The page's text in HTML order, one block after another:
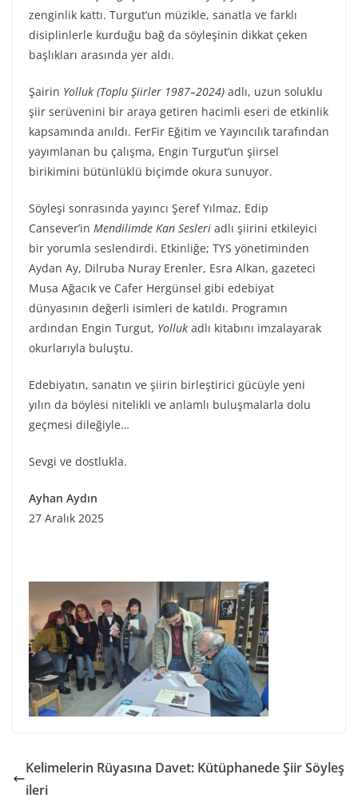
zenginlik kattı. Turgut’un müzikle, sanatla ve farklı
disiplinlerle kurduğu bağ da söyleşinin dikkat çeken
başlıkları arasında yer aldı.
Şairin Yolluk (Toplu Şiirler 1987–2024) adlı, uzun soluklu
şiir serüvenini bir araya getiren hacimli eseri de etkinlik
kapsamında anıldı. FerFir Eğitim ve Yayıncılık tarafından
yayımlanan bu çalışma, Engin Turgut’un şiirsel
birikimini bütünlüklü biçimde okura sunuyor.
Söyleşi sonrasında yayıncı Şeref Yılmaz, Edip
Cansever’in Mendilimde Kan Sesleri adlı şiirini etkileyici
bir yorumla seslendirdi. Etkinliğe; TYS yönetiminden
Aydan Ay, Dilruba Nuray Erenler, Esra Alkan, gazeteci
Musa Ağacık ve Cafer Hergünsel gibi edebiyat
dünyasının değerli isimleri de katıldı. Programın
ardından Engin Turgut, Yolluk adlı kitabını imzalayarak
okurlarıyla buluştu.
Edebiyatın, sanatın ve şiirin birleştirici gücüyle yeni
yılın da böylesi nitelikli ve anlamlı buluşmalarla dolu
geçmesi dileğiyle…
Sevgi ve dostlukla.
Ayhan Aydın
27 Aralık 2025
Kelimelerin Rüyasına Davet: Kütüphanede Şiir Söyleş
ileri